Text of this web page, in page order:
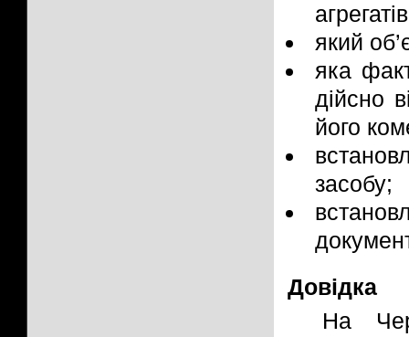
який
яка
дійсно
його
засобу;
Довідка
На